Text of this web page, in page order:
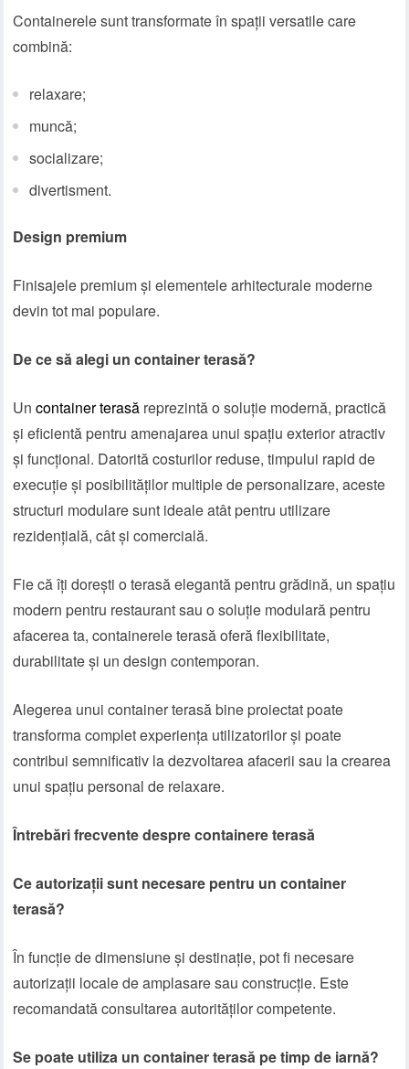
Containerele sunt transformate în spații versatile care
combină:
relaxare;
muncă;
socializare;
divertisment.
Design premium
Finisajele premium și elementele arhitecturale moderne
devin tot mai populare.
De ce să alegi un container terasă?
Uncontainer terasă reprezintă o soluție modernă, practică
și eficientă pentru amenajarea unui spațiu exterior atractiv
și funcțional. Datorită costurilor reduse, timpului rapid de
execuție și posibilităților multiple de personalizare, aceste
structuri modulare sunt ideale atât pentru utilizare
rezidențială, cât și comercială.
Fie că îți dorești o terasă elegantă pentru grădină, un spațiu
modern pentru restaurant sau o soluție modulară pentru
afacerea ta, containerele terasă oferă flexibilitate,
durabilitate și un design contemporan.
Alegerea unui container terasă bine proiectat poate
transforma complet experiența utilizatorilor și poate
contribui semnificativ la dezvoltarea afacerii sau la crearea
unui spațiu personal de relaxare.
Întrebări frecvente despre containere terasă
Ce autorizații sunt necesare pentru un container
terasă?
În funcție de dimensiune și destinație, pot fi necesare
autorizații locale de amplasare sau construcție. Este
recomandată consultarea autorităților competente.
Se poate utiliza un container terasă pe timp de iarnă?